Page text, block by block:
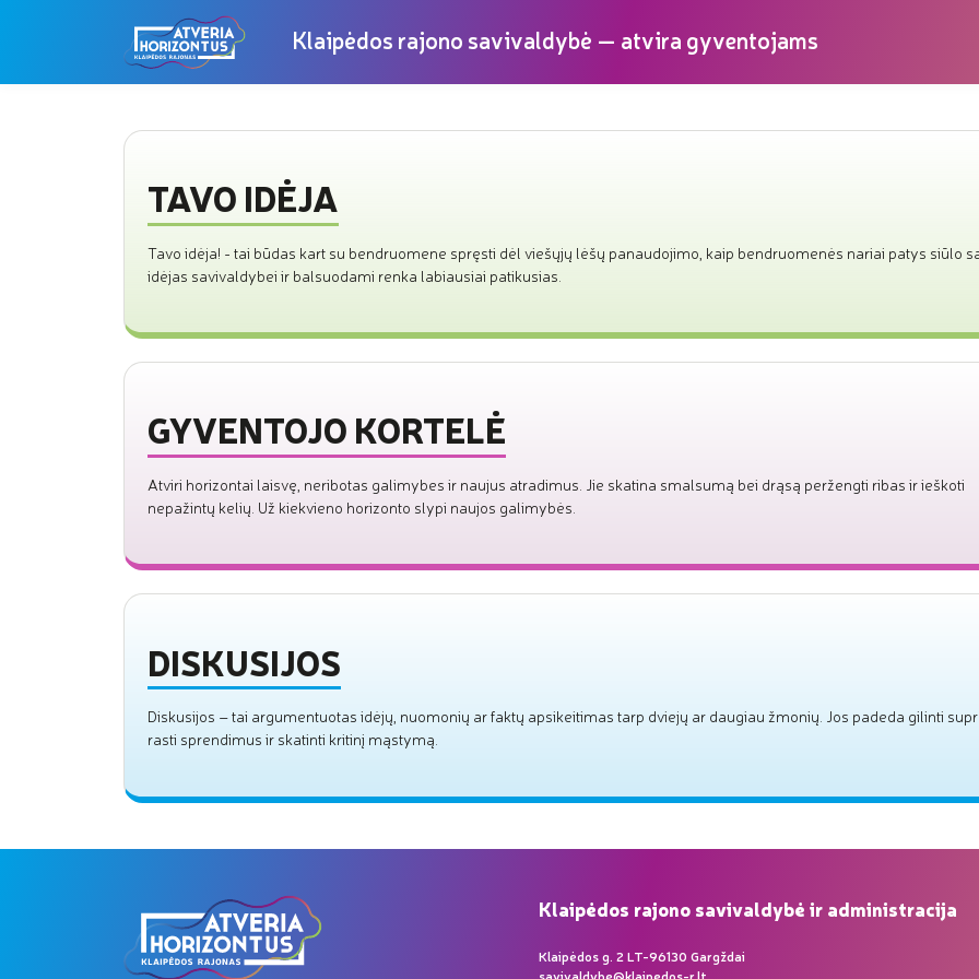
Klaipėdos rajono savivaldybė — atvira gyventojams
TAVO IDĖJA
Tavo idėja! - tai būdas kart su bendruomene spręsti dėl viešųjų lėšų panaudojimo, kaip bendruomenės nariai patys siūlo
idėjas savivaldybei ir balsuodami renka labiausiai patikusias.
GYVENTOJO KORTELĖ
Atviri horizontai laisvę, neribotas galimybes ir naujus atradimus. Jie skatina smalsumą bei drąsą peržengti ribas ir ieškoti
nepažintų kelių. Už kiekvieno horizonto slypi naujos galimybės.
DISKUSIJOS
Diskusijos – tai argumentuotas idėjų, nuomonių ar faktų apsikeitimas tarp dviejų ar daugiau žmonių. Jos padeda gilinti
rasti sprendimus ir skatinti kritinį mąstymą.
Klaipėdos rajono savivaldybė ir administracija
Klaipėdos g. 2 LT-96130 Gargždai